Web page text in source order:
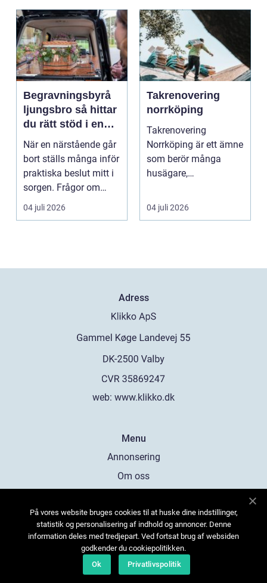
Begravningsbyrå
ljungsbro så hittar
du rätt stöd i en
svår tid
När en närstående går
bort ställs många inför
praktiska beslut mitt i
sorgen. Frågor om
ceremoni, ju...
04 juli 2026
Takrenovering
norrköping
Takrenovering
Norrköping är ett ämne
som berör många
husägare,
och fastighets...
04 juli 2026
Adress
web: www.klikko.dk
Menu
Annonsering
Om oss
Kontakta oss
Sitemap
På vores website bruges cookies til at huske dine indstillinger,
statistik og personalisering af indhold og annoncer. Denne
information deles med tredjepart. Ved fortsat brug af websiden
godkender du cookiepolitikken.
Ok
Privatlivspolitik